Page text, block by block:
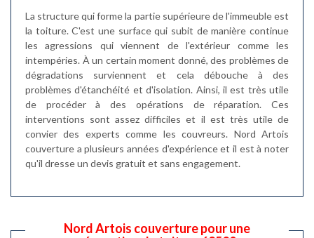
La structure qui forme la partie supérieure de l'immeuble est
la toiture. C'est une surface qui subit de manière continue
les agressions qui viennent de l'extérieur comme les
intempéries. À un certain moment donné, des problèmes de
dégradations surviennent et cela débouche à des
problèmes d'étanchéité et d'isolation. Ainsi, il est très utile
de procéder à des opérations de réparation. Ces
interventions sont assez difficiles et il est très utile de
convier des experts comme les couvreurs. Nord Artois
couverture a plusieurs années d'expérience et il est à noter
qu'il dresse un devis gratuit et sans engagement.
Nord Artois couverture pour une